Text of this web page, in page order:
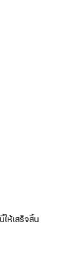
ห้เสร็จสิ้น